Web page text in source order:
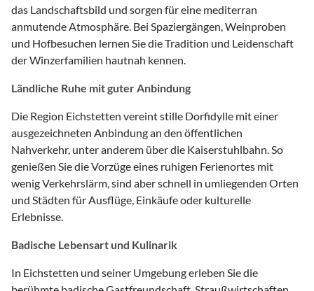
das Landschaftsbild und sorgen für eine mediterran
anmutende Atmosphäre. Bei Spaziergängen, Weinproben
und Hofbesuchen lernen Sie die Tradition und Leidenschaft
der Winzerfamilien hautnah kennen.
Ländliche Ruhe mit guter Anbindung
Die Region Eichstetten vereint stille Dorfidylle mit einer
ausgezeichneten Anbindung an den öffentlichen
Nahverkehr, unter anderem über die Kaiserstuhlbahn. So
genießen Sie die Vorzüge eines ruhigen Ferienortes mit
wenig Verkehrslärm, sind aber schnell in umliegenden Orten
und Städten für Ausflüge, Einkäufe oder kulturelle
Erlebnisse.
Badische Lebensart und Kulinarik
In Eichstetten und seiner Umgebung erleben Sie die